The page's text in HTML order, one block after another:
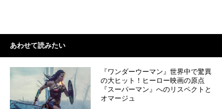
あわせて読みたい
『ワンダーウーマン』世界中で驚異
の大ヒット！ヒーロー映画の原点
『スーパーマン』へのリスペクトと
オマージュ